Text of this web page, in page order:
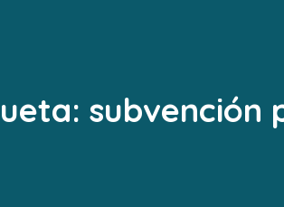
subvención